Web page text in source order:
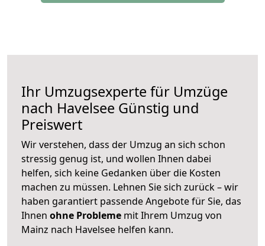
Ihr Umzugsexperte für Umzüge
nach Havelsee Günstig und
Preiswert
Wir verstehen, dass der Umzug an sich schon
stressig genug ist, und wollen Ihnen dabei
helfen, sich keine Gedanken über die Kosten
machen zu müssen. Lehnen Sie sich zurück – wir
haben garantiert passende Angebote für Sie, das
Ihnen ohne Probleme mit Ihrem Umzug von
Mainz nach Havelsee helfen kann.